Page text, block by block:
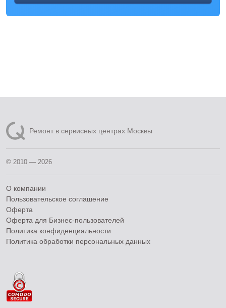
Ремонт в сервисных центрах Москвы
© 2010 — 2026
О компании
Пользовательское соглашение
Оферта
Оферта для Бизнес-пользователей
Политика конфиденциальности
Политика обработки персональных данных